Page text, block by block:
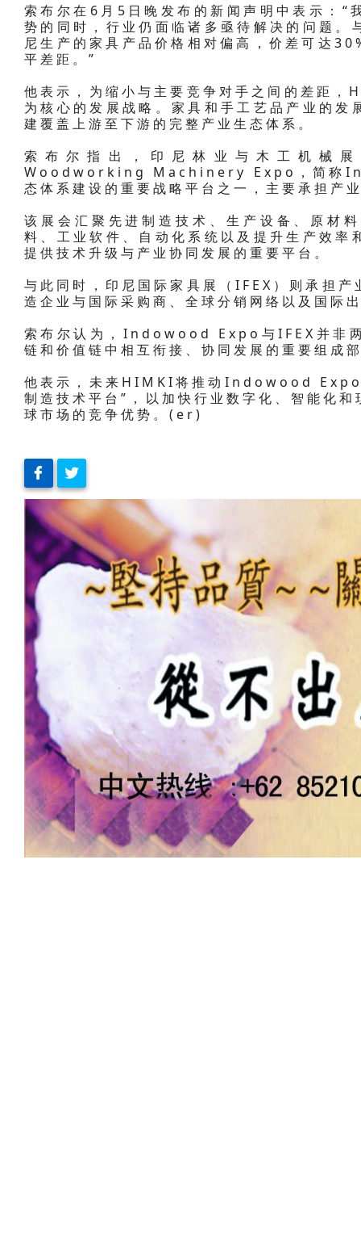
索布尔在6月5日晚发布的新闻声明中表示：“
势的同时，行业仍面临诸多亟待解决的问题
尼生产的家具产品价格相对偏高，价差可达
平差距。”
他表示，为缩小与主要竞争对手之间的差距
为核心的发展战略。家具和手工艺品产业的
建覆盖上游至下游的完整产业生态体系。
索布尔指出，印尼林业与木工机械
Woodworking Machinery Expo，简称
态体系建设的重要战略平台之一，主要承担产
该展会汇聚先进制造技术、生产设备、原材
料、工业软件、自动化系统以及提升生产效
提供技术升级与产业协同发展的重要平台。
与此同时，印尼国际家具展（IFEX）则承担
造企业与国际采购商、全球分销网络以及国际
索布尔认为，Indowood Expo与IFEX并非
链和价值链中相互衔接、协同发展的重要组成
他表示，未来HIMKI将推动Indowood Expo
制造技术平台”，以加快行业数字化、智能化
球市场的竞争优势。(er)